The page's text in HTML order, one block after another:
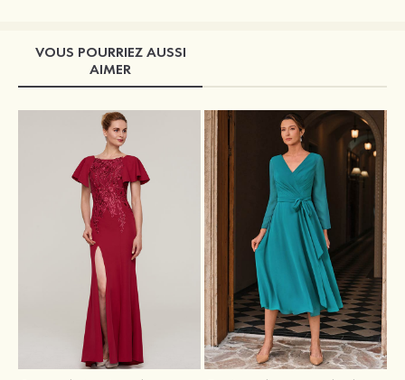
VOUS POURRIEZ AUSSI
AIMER